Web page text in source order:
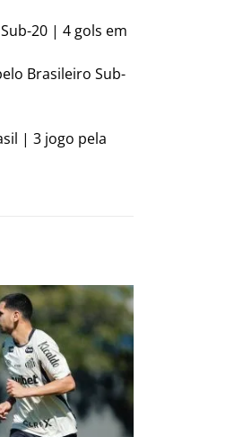
20 | 4 gols em
Brasileiro Sub-
| 3 jogo pela